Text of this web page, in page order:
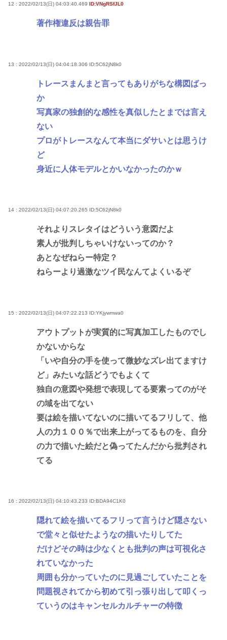
12 : 2022/02/13(日) 04:03:40.469 ID:VNgRSfJL0
著作権違反は親告罪
13 : 2022/02/13(日) 04:04:18.306 ID:5C62jN8k0
トレースまんまと言ってもありがちな構図ばっ
か
写真家の独創的な感性を真似したとまでは言え
ない
プロがトレースなんて本当にダサいとは思うけ
ど
身近に人体モデルとかいなかったのかｗ
14 : 2022/02/13(日) 04:07:20.265 ID:5C62jN8k0
それよりスレタイはどういう意図だよ
素人が批判しちゃいけないってのか？
あとなぜねらー特定？
ねらーより過激なツイ民なんてよくいるぞ
15 : 2022/02/13(日) 04:07:22.213 ID:YKjywmwa0
アウトプットが実質的に写真加工したものでし
かないからな
「いや自分の手を使って微妙なズレ出てますけ
ど」みたいな話どうでもよくて
独自の意図や発想で表現してる要素ってのがそ
の域を出てない
要は絵を描いてないのに描いてるフリして、他
人の力１００％で出来上がってるものを、自分
の力で描いた絵だと偽ってたんだから批判され
てる
16 : 2022/02/13(日) 04:10:43.233 ID:BDA94C1K0
隠れて絵を描いてるフリって言うけど隠さない
で堂々と似せたようなの描いたりしてた
だけどその時は少なくとも批判の声は可視化さ
れていなかった
周囲も分かっていたのに見過ごしていたことを
問題視されてから初めて引っ張り出して叩くっ
ていうのはキャンセルカルチャーの特徴